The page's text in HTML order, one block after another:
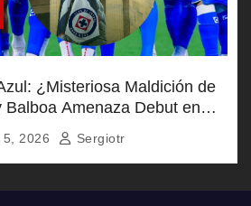
¿Misteriosa Maldición de
Balboa Amenaza Debut en
Cup?
5, 2026 Sergiotr